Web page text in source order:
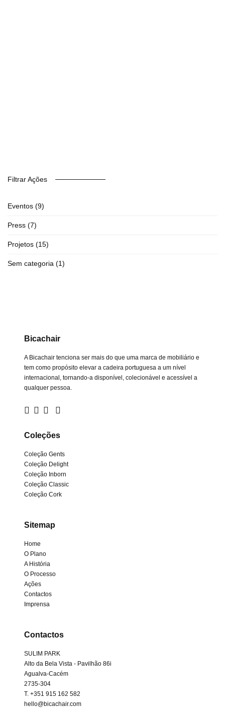
Filtrar Ações
Eventos (9)
Press (7)
Projetos (15)
Sem categoria (1)
Bicachair
A Bicachair tenciona ser mais do que uma marca de mobiliário e
tem como propósito elevar a cadeira portuguesa a um nível
internacional, tornando-a disponível, colecionável e acessível a
qualquer pessoa.
Coleções
Coleção Gents
Coleção Delight
Coleção Inborn
Coleção Classic
Coleção Cork
Sitemap
Home
O Plano
A História
O Processo
Ações
Contactos
Imprensa
Contactos
SULIM PARK
Alto da Bela Vista - Pavilhão 86i
Agualva-Cacém
2735-304
T. +351 915 162 582
hello@bicachair.com